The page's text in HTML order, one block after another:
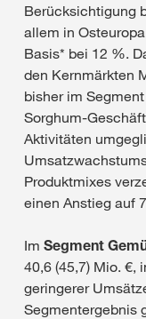
Berücksichtigung
allem in
Basis* bei 12 %.
den Kernmärkten
bisher im
Sorghum-
Aktivitäten
Produktmixes
einen Anstieg auf
Im Segment
40,6 (45,7) Mio. €,
geringerer
Segmentergebnis